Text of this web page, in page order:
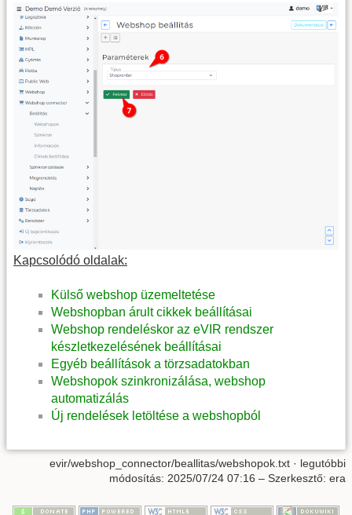
Kapcsolódó oldalak:
Külső webshop üzemeltetése
Webshopban árult cikkek beállításai
Webshop rendeléskor az eVIR rendszer
készletkezelésének beállításai
Egyéb beállítások a törzsadatokban
Webshopok szinkronizálása, webshop
automatizálás
Új rendelések letöltése a webshopból
evir/webshop_connector/beallitas/webshopok.txt · legutóbbi
módosítás: 2025/07/24 07:16 – Szerkesztő: era